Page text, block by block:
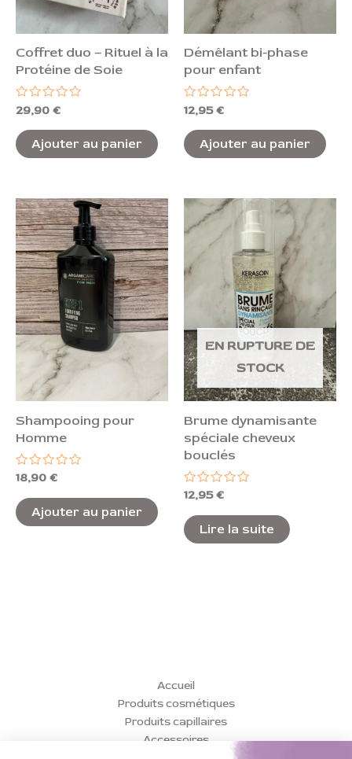
Coffret duo – Rituel à la
Protéine de Soie
Note
sur
5
29,90 €
Ajouter au panier
Démêlant bi-phase
pour enfant
Note
sur
5
12,95€
Ajouter au panier
Shampooing pour
Homme
Note
sur
5
18,90 €
Ajouter au panier
EN RUPTURE DE
STOCK
Brume dynamisante
spéciale cheveux
bouclés
Note
sur
5
12,95€
Lire la suite
Accueil
Produits cosmétiques
Produits capillaires
Accessoires